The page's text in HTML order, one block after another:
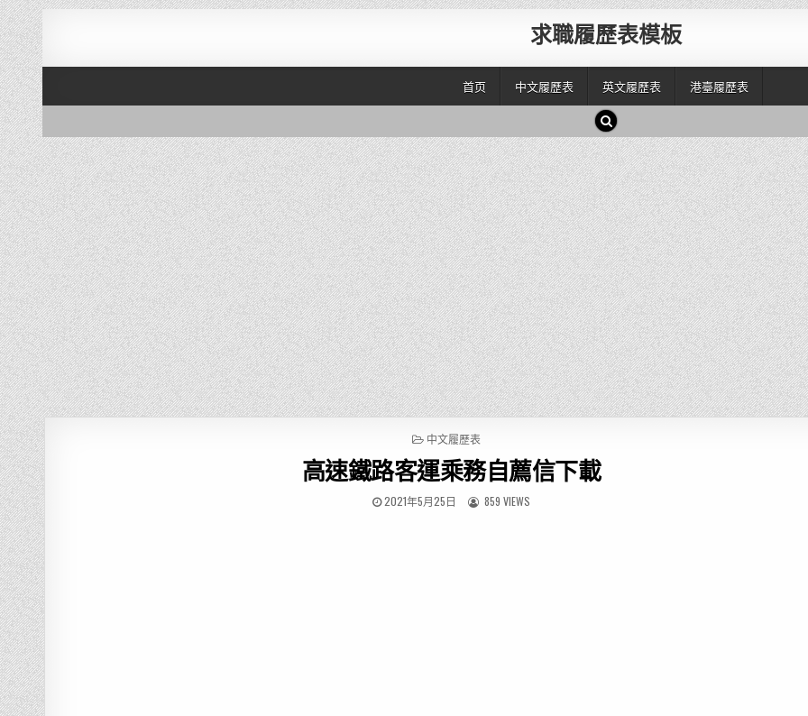
求職履歷表模板
首页 中文履歷表 英文履歷表 港臺履歷表
P
S
T
E
中文履歷表
高速鐵路客運乘務自薦信下載
2021年5月25日 859 VIEWS